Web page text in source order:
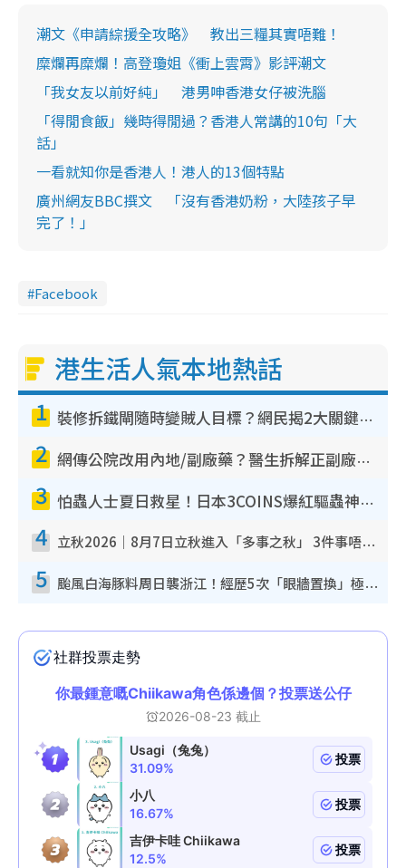
潮文《申請綜援全攻略》 教出三糧其實唔難！
糜爛再糜爛！高登瓊姐《衝上雲霄》影評潮文
「我女友以前好純」 港男呻香港女仔被洗腦
「得閒食飯」幾時得閒過？香港人常講的10句「大
話」
一看就知你是香港人！港人的13個特點
廣州網友BBC撰文 「沒有香港奶粉，大陸孩子早
完了！」
Facebook
港生活人氣本地熱話
1 裝修拆鐵閘隨時變賊人目標？網民揭2大關鍵用途：裝新式等於白裝？附新舊鐵閘分別
2 網傳公院改用內地/副廠藥？醫生拆解正副廠分別 揭4類人換藥隨時出事
3 怕蟲人士夏日救星！日本3COINS爆紅驅蟲神器$45起 1招「全程免觸碰」輕鬆搞定小強
4 立秋2026｜8月7日立秋進入「多事之秋」 3件事唔做得！專家教6招開運 清枱頭／銀包納氣接好運
5 颱風白海豚料周日襲浙江！經歷5次「眼牆置換」極罕見 成登陸內地最長途颱風